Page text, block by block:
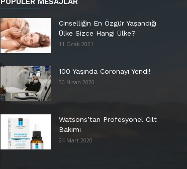
Cinselliğin En Özgür Yaşandığı
Ülke Sizce Hangi Ülke?
11 Ocak 2021
100 Yaşında Coronayı Yendi!
30 Nisan 2020
Watsons’tan Profesyonel Cilt
Bakımı
24 Mart 2020